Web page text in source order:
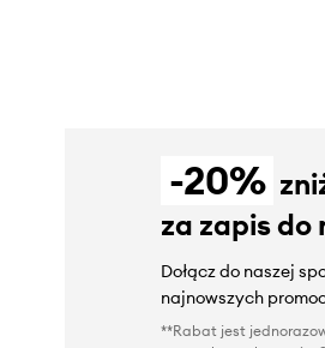
-20%
za zapis
Dołącz do naszej
najnowszych
**Rabat jest